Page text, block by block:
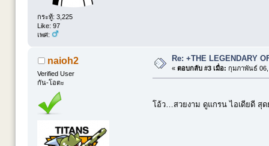
กระทู้: 3,225
Like: 97
เพศ:
naioh2
Verified User
กัน-โอตะ
Re: +THE LEGENDARY
« ตอบกลับ #3 เมื่อ: กุมภาพันธ์ 06,
โอ้ว…สวยงาม ดูแกรน ไอเดียดี สุ